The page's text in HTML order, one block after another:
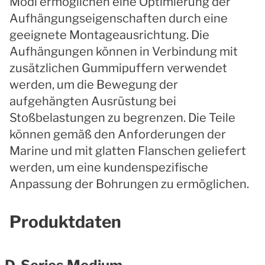
Aufhängungseigenschaften durch eine
geeignete Montageausrichtung. Die
Aufhängungen können in Verbindung mit
zusätzlichen Gummipuffern verwendet
werden, um die Bewegung der
aufgehängten Ausrüstung bei
Stoßbelastungen zu begrenzen. Die Teile
können gemäß den Anforderungen der
Marine und mit glatten Flanschen geliefert
werden, um eine kundenspezifische
Anpassung der Bohrungen zu ermöglichen.
Produktdaten